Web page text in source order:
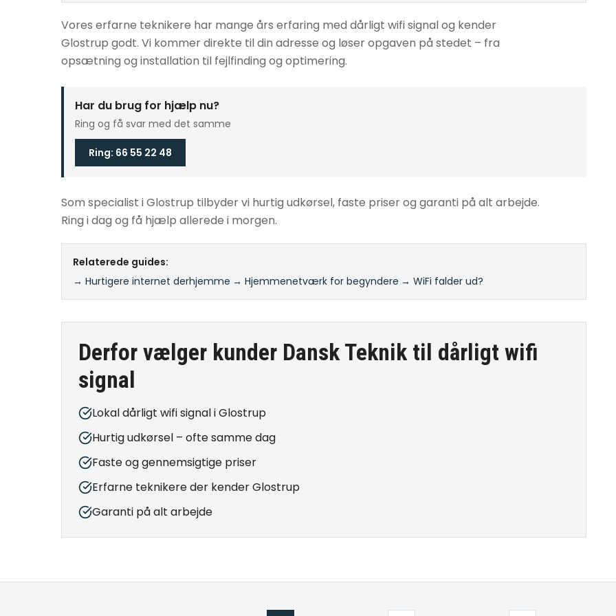
Vores erfarne teknikere har mange års erfaring med dårligt wifi signal og kender
Glostrup godt. Vi kommer direkte til din adresse og løser opgaven på stedet – fra
opsætning og installation til fejlfinding og optimering.
Har du brug for hjælp nu?
Ring og få svar med det samme
Ring: 66 55 22 48
Som specialist i Glostrup tilbyder vi hurtig udkørsel, faste priser og garanti på alt arbejde.
Ring i dag og få hjælp allerede i morgen.
Relaterede guides:
→ Hurtigere internet derhjemme → Hjemmenetværk for begyndere → WiFi falder ud?
Derfor vælger kunder Dansk Teknik til dårligt wifi
signal
Lokal dårligt wifi signal i Glostrup
Hurtig udkørsel – ofte samme dag
Faste og gennemsigtige priser
Erfarne teknikere der kender Glostrup
Garanti på alt arbejde